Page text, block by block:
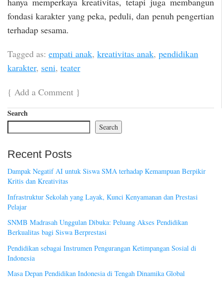
fondasi karakter yang peka, peduli, dan penuh pengertian
terhadap sesama.
Tagged as: empati anak, kreativitas anak, pendidikan
karakter, seni, teater
{ Add a Comment }
Search
Search
Recent Posts
Dampak Negatif AI untuk Siswa SMA terhadap Kemampuan Berpikir
Kritis dan Kreativitas
Infrastruktur Sekolah yang Layak, Kunci Kenyamanan dan Prestasi
Pelajar
SNMB Madrasah Unggulan Dibuka: Peluang Akses Pendidikan
Berkualitas bagi Siswa Berprestasi
Pendidikan sebagai Instrumen Pengurangan Ketimpangan Sosial di
Indonesia
Masa Depan Pendidikan Indonesia di Tengah Dinamika Global